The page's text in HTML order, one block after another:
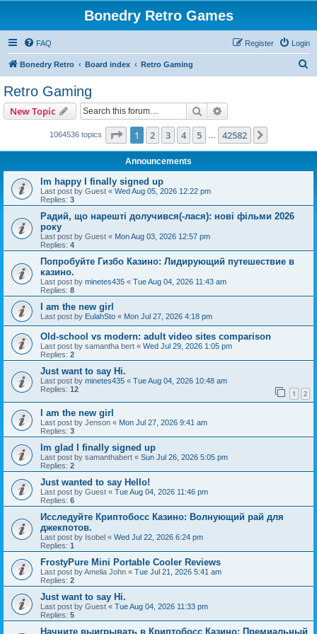
Bonedry Retro Games
FAQ Login
Register
Bonedry Retro Board index Retro Gaming
Retro Gaming
New Topic Search
1064536 topics Page 1of 42582
1 2 3 4 5 42582
Announcements
Im happy I finally signed up
Last post by Guest « Wed Aug 05, 2026 12:22 pm
Replies: 3
Радий, що нарешті долучився(-лася): нові фільми 2026
року
Last post by Guest « Mon Aug 03, 2026 12:57 pm
Replies: 4
Попробуйте Гизбо Казино: Лидирующий путешествие в
казино.
Last post by minetes435 « Tue Aug 04, 2026 11:43 am
Replies: 8
I am the new girl
Last post by EulahSto « Mon Jul 27, 2026 4:18 pm
Old-school vs modern: adult video sites comparison
Last post by samantha bert « Wed Jul 29, 2026 1:05 pm
Replies: 2
Just want to say Hi.
Last post by minetes435 « Tue Aug 04, 2026 10:48 am
Replies: 12 1 2
I am the new girl
Last post by Jenson « Mon Jul 27, 2026 9:41 am
Replies: 3
Im glad I finally signed up
Last post by samanthabert « Sun Jul 26, 2026 5:05 pm
Replies: 2
Just wanted to say Hello!
Last post by Guest « Tue Aug 04, 2026 11:46 pm
Replies: 6
Исследуйте Криптобосс Казино: Волнующий рай для
джекпотов.
Last post by Isobel « Wed Jul 22, 2026 6:24 pm
Replies: 1
FrostyPure Mini Portable Cooler Reviews
Last post byAmelia John « Tue Jul 21, 2026 5:41 am
Replies: 2
Just want to say Hi.
Last post by Guest « Tue Aug 04, 2026 11:33 pm
Replies: 5
Начните выигрывать в Криптобосс Казино: Премиальный